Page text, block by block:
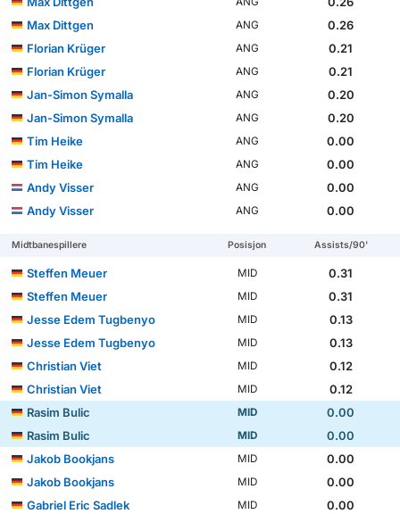
Max Dittgen
ANG
0.26
Florian Krüger
ANG
0.21
Florian Krüger
ANG
0.21
Jan-Simon Symalla
ANG
0.20
Jan-Simon Symalla
ANG
0.20
Tim Heike
ANG
0.00
Tim Heike
ANG
0.00
Andy Visser
ANG
0.00
Andy Visser
ANG 0.00
Midtbanespillere Posisjon Assists/90'
Steffen Meuer MID
0.31
Steffen Meuer
MID
0.31
Jesse Edem Tugbenyo
MID
0.13
Jesse Edem Tugbenyo
MID
0.13
Christian Viet
MID
0.12
Christian Viet
MID
0.12
Rasim Bulic
MID
0.00
Rasim Bulic
MID
0.00
Jakob Bookjans
MID
0.00
Jakob Bookjans
MID
0.00
Gabriel Eric Sadlek
MID
0.00